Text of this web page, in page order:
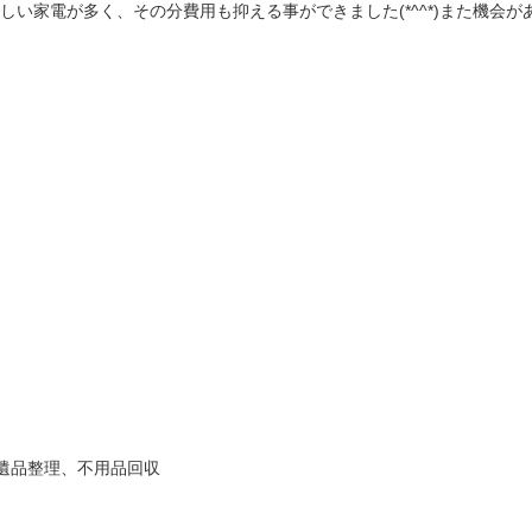
家電が多く、その分費用も抑える事ができました(*^^*)また機会が